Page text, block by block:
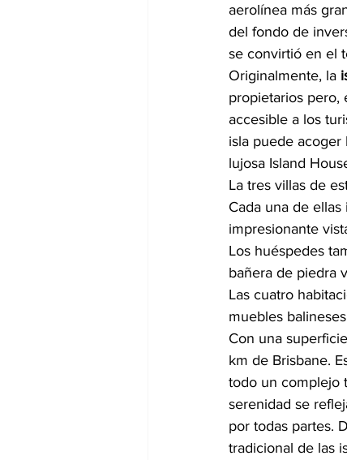
aerolínea más
del fondo de
se convirtió en el
Originalmente, la
propietarios pero,
accesible a los
isla puede acoger
lujosa Island
La tres villas de
Cada una de
impresionante
Los huéspedes
bañera de piedra
Las cuatro
muebles
Con una
km de Brisbane.
todo un complejo
serenidad se
por todas partes.
tradicional de las